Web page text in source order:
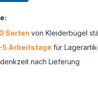
Sorten von Kleiderbügel
5 Arbeitstage für
nach Lieferung